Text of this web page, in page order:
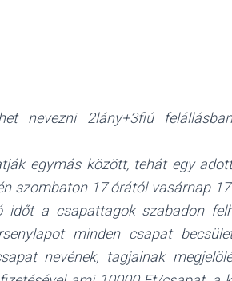
nevezni 2lány+3fiú
egymás között, tehát egy
szombaton 17 órától vasárnap
időt a csapattagok szabadon
minden csapat
nevének, tagjainak